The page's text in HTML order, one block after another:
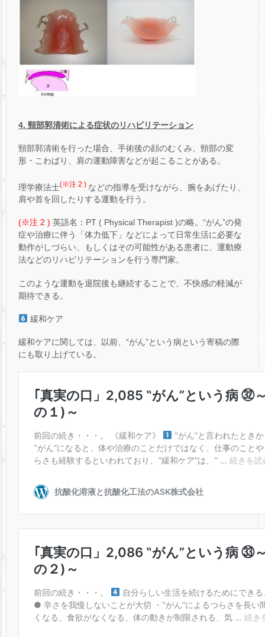
4. 頸部郭清術による症状のリハビリテーション
頸部郭清術を行った場合、手術後の顔のむくみ、頸部の変
形・こわばり、肩の運動障害などが起こることがある。
理学療法士(※注 2 ) などの指導を受けながら、腕をあげたり、
肩や首を回したりする運動を行う。
(※注 2 ) 英語名：PT ( Physical Therapist )の略。“がん”の発
症や治療に伴う「体力低下」などによって日常生活に必要な
動作がしづらい、もしくはその可能性がある患者に、運動療
法などのリハビリテーションを行う専門家。
このような運動を退院後も継続することで、不快感の軽減が
期待できる。
緩和ケア
緩和ケアに関しては、以前、“がん”という病という寄稿の際
にも取り上げている。